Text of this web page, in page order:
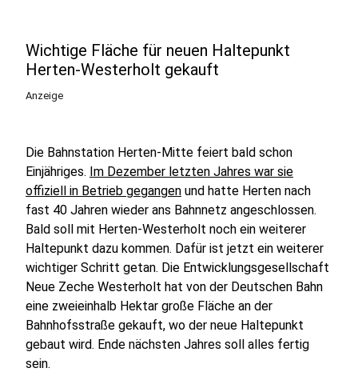
Wichtige Fläche für neuen Haltepunkt
Herten-Westerholt gekauft
Anzeige
Die Bahnstation Herten-Mitte feiert bald schon
Einjähriges. Im Dezember letzten Jahres war sie
offiziell in Betrieb gegangen und hatte Herten nach
fast 40 Jahren wieder ans Bahnnetz angeschlossen.
Bald soll mit Herten-Westerholt noch ein weiterer
Haltepunkt dazu kommen. Dafür ist jetzt ein weiterer
wichtiger Schritt getan. Die Entwicklungsgesellschaft
Neue Zeche Westerholt hat von der Deutschen Bahn
eine zweieinhalb Hektar große Fläche an der
Bahnhofsstraße gekauft, wo der neue Haltepunkt
gebaut wird. Ende nächsten Jahres soll alles fertig
sein.